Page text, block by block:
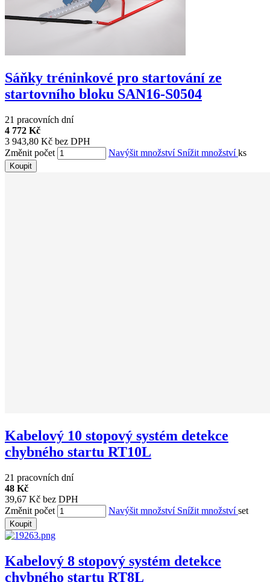
Sáňky tréninkové pro startování ze
startovního bloku SAN16-S0504
21 pracovních dní
4 772 Kč
3 943,80 Kč bez DPH
Změnit počet
Navýšit množství Snížit množstvíks
Koupit
Kabelový 8 stopový systém detekce
chybného startu RT8L
21 pracovních dní
48 Kč
39,67 Kč bez DPH
Změnit počet
Navýšit množstvíSnížit množstvíset
Koupit
Kabelový 6 stopový systém detekce